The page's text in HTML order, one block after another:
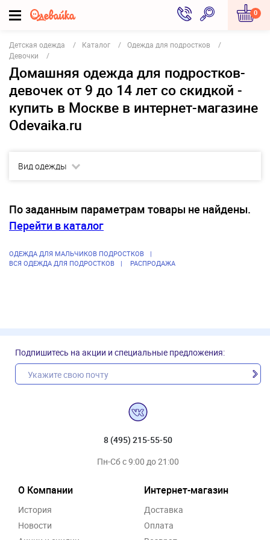
0
Детская одежда Каталог
Одежда для подростков
Девочки
Домашняя одежда для подростков-
девочек от 9 до 14 лет со скидкой -
купить в Москве в интернет-магазине
Odevaika.ru
Вид одежды
По заданным параметрам товары не найдены.
Перейти в каталог
ОДЕЖДА ДЛЯ МАЛЬЧИКОВ ПОДРОСТКОВ
ВСЯ ОДЕЖДА ДЛЯ ПОДРОСТКОВ
РАСПРОДАЖА
Подпишитесь на акции и специальные предложения:
8 (495) 215-55-50
Пн-Сб с 9:00 до 21:00
О Компании
История
Новости
Интернет-магазин
Доставка
Оплата